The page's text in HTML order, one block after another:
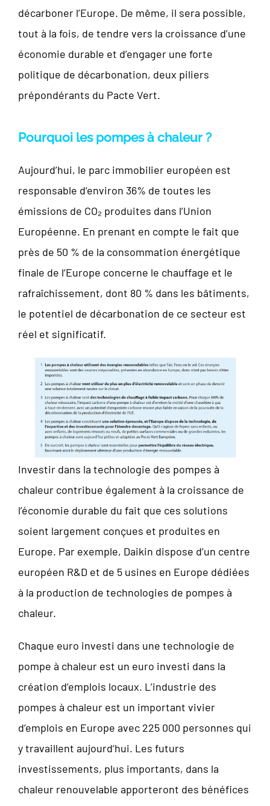
décarboner l’Europe. De même, il sera possible,
tout à la fois, de tendre vers la croissance d’une
économie durable et d’engager une forte
politique de décarbonation, deux piliers
prépondérants du Pacte Vert.
Pourquoi les pompes à chaleur ?
Aujourd’hui, le parc immobilier européen est
responsable d‘environ 36% de toutes les
émissions de CO₂ produites dans l’Union
Européenne. En prenant en compte le fait que
près de 50 % de la consommation énergétique
finale de l’Europe concerne le chauffage et le
rafraîchissement, dont 80 % dans les bâtiments,
le potentiel de décarbonation de ce secteur est
réel et significatif.
Investir dans la technologie des pompes à
chaleur contribue également à la croissance de
l’économie durable du fait que ces solutions
soient largement conçues et produites en
Europe. Par exemple, Daikin dispose d’un centre
européen R&D et de 5 usines en Europe dédiées
à la production de technologies de pompes à
chaleur.
Chaque euro investi dans une technologie de
pompe à chaleur est un euro investi dans la
création d’emplois locaux. L’industrie des
pompes à chaleur est un important vivier
d’emplois en Europe avec 225 000 personnes qui
y travaillent aujourd’hui. Les futurs
investissements, plus importants, dans la
chaleur renouvelable apporteront des bénéfices